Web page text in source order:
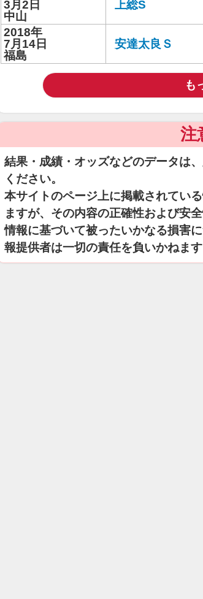
3月2日
中山
上総S
2018年
7月14日
福島
安達太良Ｓ
も
注
結果・成績・オッズなどのデータは
ください。
本サイトのページ上に掲載されてい
ますが、その内容の正確性および安
情報に基づいて被ったいかなる損害
報提供者は一切の責任を負いかねます